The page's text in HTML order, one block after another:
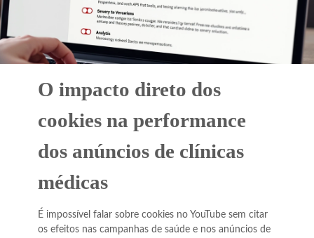
O impacto direto dos
cookies na performance
dos anúncios de clínicas
médicas
É impossível falar sobre cookies no YouTube sem citar
os efeitos nas campanhas de saúde e nos anúncios de